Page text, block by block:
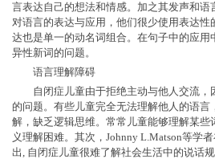
言表达自己的想法和情感。加之其发声和语
对语言的表达与应用，他们很少使用表达
达也是单一的动名词组合。在句子中的应
异性新词的问题。
语言理解障碍
自闭症儿童由于拒绝主动与他人交流
的问题。有些儿童完全无法理解他人的语言
解，缺乏逻辑思维。常常儿童能够理解某
义理解困难。其次，Johnny L.Matson等学
出, 自闭症儿童很难了解社会生活中的说话